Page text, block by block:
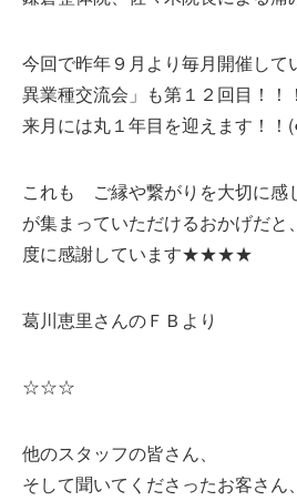
今回で昨年９月より毎月開催し
異業種交流会」も第１２回目！！！
来月には丸１年目を迎えます！
これも ご縁や繋がりを大切に感
が集まっていただけるおかげだと
度に感謝しています★★★★
葛川恵里さんのＦＢより
☆☆☆
他のスタッフの皆さん、
そして聞いてくださったお客さん、